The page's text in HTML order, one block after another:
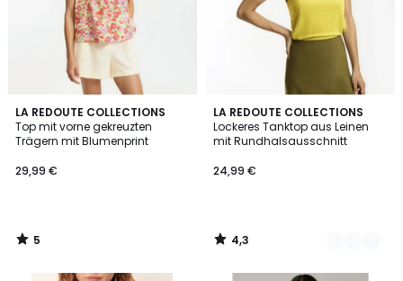
LA REDOUTE COLLECTIONS
Top mit vorne gekreuzten
Trägern mit Blumenprint
29,99 €
5
/
5
5
/
LA REDOUTE COLLECTIONS
Lockeres Tanktop aus Leinen
mit Rundhalsausschnitt
24,99 €
4,3
/ 5
3
Farben
4,3
/